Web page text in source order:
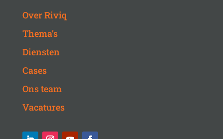
Over Riviq
Thema’s
Diensten
Cases
Ons team
Vacatures